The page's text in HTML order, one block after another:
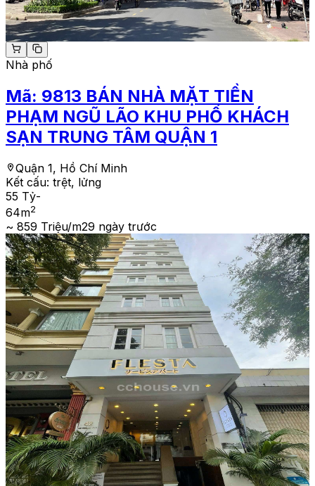
Nhà phố
Mã: 9813 BÁN NHÀ MẶT TIỀN
PHẠM NGŨ LÃO KHU PHỐ KHÁCH
SẠN TRUNG TÂM QUẬN 1
Quận 1, Hồ Chí Minh
Kết cấu: trệt, lửng
55 Tỷ-
64m2
~ 859 Triệu/m29 ngày trước